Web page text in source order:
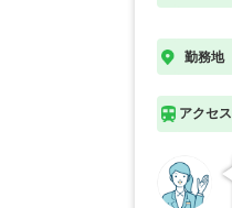
勤務地
アクセス